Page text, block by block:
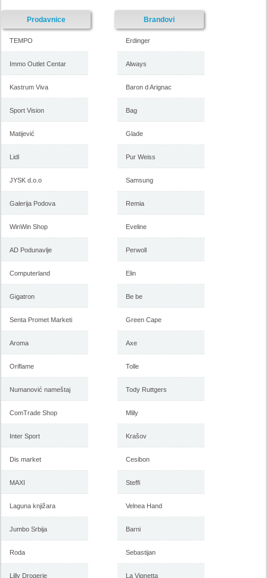
Prodavnice
TEMPO
Immo Outlet Centar
Kastrum Viva
Sport Vision
Matijević
Lidl
JYSK d.o.o
Galerija Podova
WinWin Shop
AD Podunavlje
Computerland
Gigatron
Senta Promet Marketi
Aroma
Oriflame
Numanović nameštaj
ComTrade Shop
Inter Sport
Dis market
MAXI
Laguna knjižara
Jumbo Srbija
Roda
Lilly Drogerie
Brandovi
Erdinger
Always
Baron d Arignac
Bag
Glade
Pur Weiss
Samsung
Remia
Eveline
Perwoll
Elin
Be be
Green Cape
Axe
Tolle
Tody Ruttgers
Mlily
Krašov
Cesibon
Steffi
Velnea Hand
Barni
Sebastijan
La Vignetta